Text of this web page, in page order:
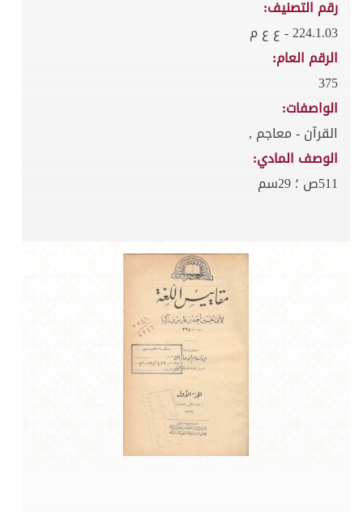
رقم التصنيف:
224.1.03 - ع ع م
الرقم العام:
375
الواصفات:
القرآن - معاجم ,
الوصف المادي:
511ص ؛ 29سم